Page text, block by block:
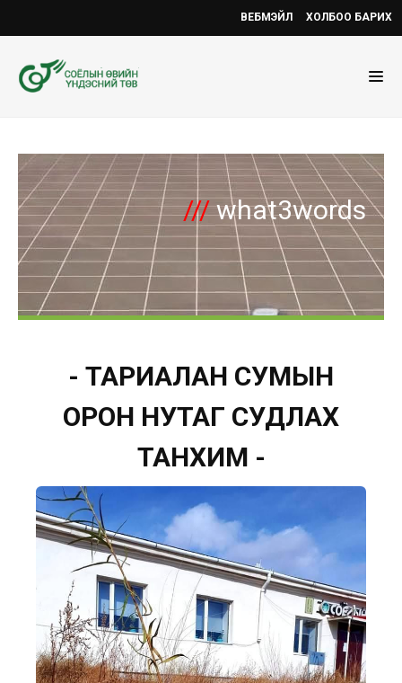
ВЕБМЭЙЛ ХОЛБОО БАРИХ
///what3words
- ТАРИАЛАН СУМЫН
ОРОН НУТАГ СУДЛАХ
ТАНХИМ -